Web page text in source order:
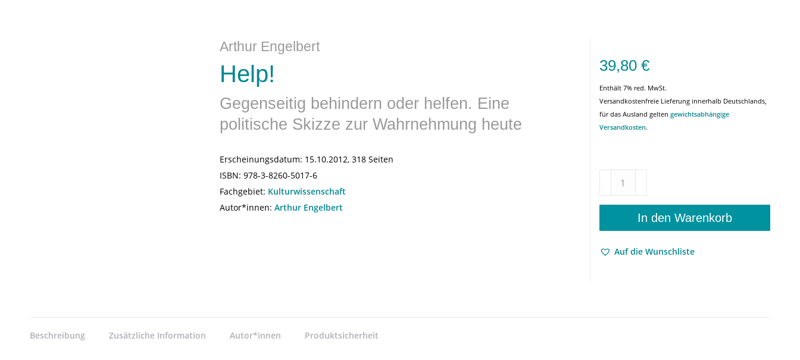
Arthur Engelbert
Help!
Gegenseitig behindern oder helfen. Eine
politische Skizze zur Wahrnehmung heute
Erscheinungsdatum: 15.10.2012, 318 Seiten
ISBN: 978-3-8260-5017-6
Fachgebiet: Kulturwissenschaft
Autor*innen: Arthur Engelbert
39,80 €
Enthält 7% red. MwSt.
Versandkostenfreie Lieferung innerhalb Deutschlands,
für das Ausland gelten gewichtsabhängige
Versandkosten.
behindern
oder
Eine
In den Warenkorb
Auf die Wunschliste
Beschreibung Zusätzliche Information Autor*innen Produktsicherheit